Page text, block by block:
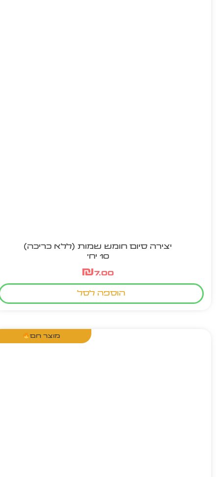
יצירה סיום חומש שמות (ללא כריכה)
10 יח'
₪7.00
הוספה לסל
מוצר חם